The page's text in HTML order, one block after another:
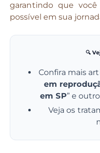
garantindo que
possível em sua
🔍
Confira mais
em
em SP” e
Veja os